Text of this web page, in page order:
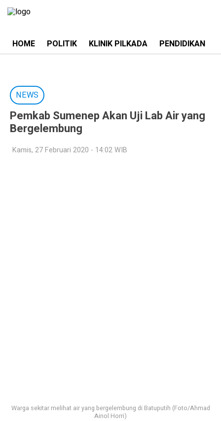
HOME POLITIK KLINIK PILKADA PENDIDIKAN
NEWS
Pemkab Sumenep Akan Uji Lab Air yang
Bergelembung
Kamis, 27 Februari 2020 - 14:02 WIB
Warga sekitar melihat air yang bergelembung di Batuputih (Foto/Ahmad
Ainol Horri)